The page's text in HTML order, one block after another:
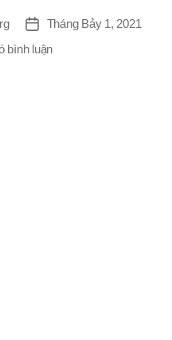
Ngày
đăng
Tháng Bảy 1, 2021
bình luậnở